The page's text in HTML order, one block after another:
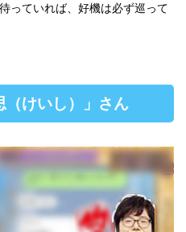
っていれば、好機は必ず巡って
（けいし）」さん